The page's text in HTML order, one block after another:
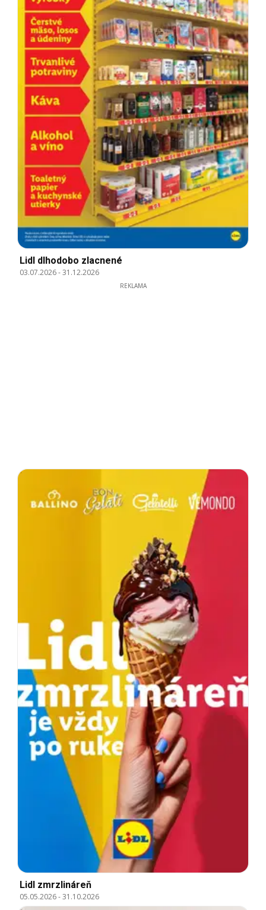
Lidl dlhodobo zlacnené
03.07.2026-31.12.2026
REKLAMA
Lidl zmrzlináreň
05.05.2026-31.10.2026